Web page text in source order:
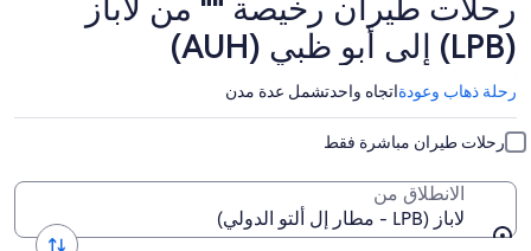
رحلات طيران رخيصة "" من لاباز
(LPB) إلى أبو ظبي (AUH)
رحلة ذهاب وعودةاتجاه واحدتشمل عدة مدن
رحلات طيران مباشرة فقط
الانطلاق من
لاباز (LPB - مطار إل ألتو الدولي)